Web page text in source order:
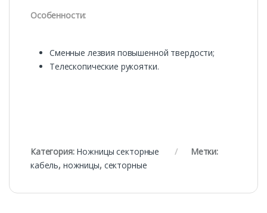
Особенности:
Сменные лезвия повышенной твердости;
Телескопические рукоятки.
Категория: Ножницы секторные
Метки:
кабель, ножницы, секторные